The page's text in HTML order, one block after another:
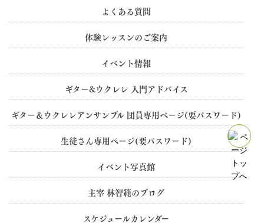
よくある質問
体験レッスンのご案内
イベント情報
ギター&ウクレレ 入門アドバイス
ギター＆ウクレレアンサンブル 団員専用ぺージ(要パスワード)
生徒さん専用ぺージ(要パスワード)
イベント写真館
主宰 林智範のブログ
スケジュールカレンダー